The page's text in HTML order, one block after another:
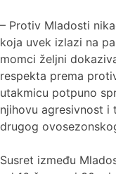
– Protiv Mladosti
koja uvek izlazi na
momci željni
respekta prema
utakmicu potpuno
njihovu agresivnost
drugog
Susret između